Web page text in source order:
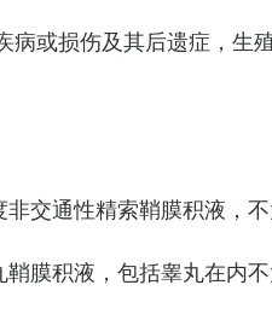
病或损伤及其后遗症，生
非交通性精索鞘膜积液，
鞘膜积液，包括睾丸在内